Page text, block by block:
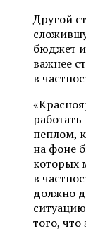
Другой
бюджет
важнее
в
пеплом,
на фоне
которых
в
должно
того,